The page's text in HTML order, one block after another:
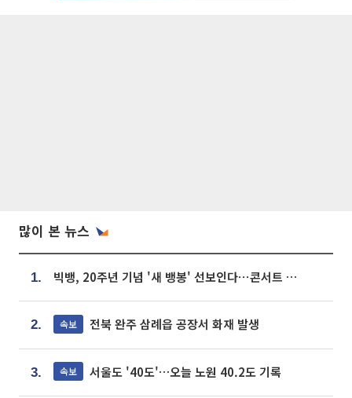
많이 본 뉴스
1. 빅뱅, 20주년 기념 '새 뱅봉' 선보인다⋯콘서트 앞두고 팝업 개최
2. 속보 전북 완주 삼례읍 공장서 화재 발생
3. 속보 서울도 '40도'…오늘 노원 40.2도 기록